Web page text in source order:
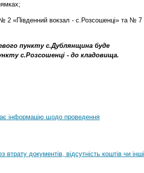
2 «Південний вокзал - с.Розсошенці» та № 7
пункту с.Дублянщина буде
с.Розсошенці - до кладовища.
щодо проведення
документів, відсутність коштів чи інші